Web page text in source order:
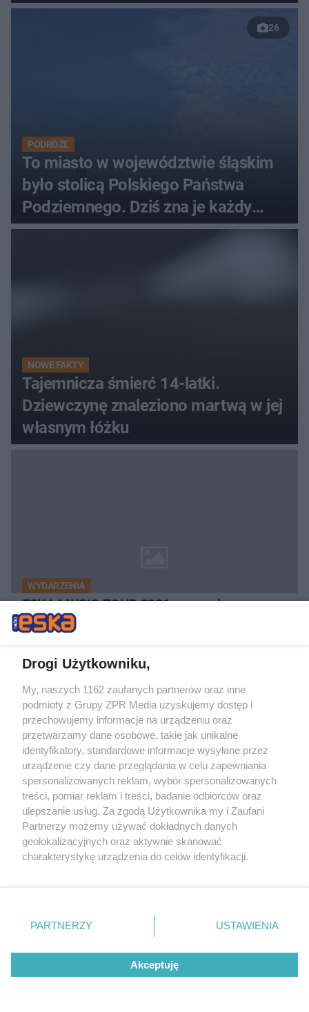
26
PODRÓŻE
To miasto w województwie śląskim
było stolicą Polskiego Państwa
Podziemnego. Dziś zna je każdy
pielgrzym
NOWE FAKTY
Tajemnicza śmierć 14-latki.
Dziewczynę znaleziono martwą w jej
własnym łóżku
WYDARZENIA
ESKA MUSIC TOUR 2026 rozgrzeje
tegoroczne ŻAGLE w Szczecinie do
ROZMAWIAMY Z KUPCAMI
Słynne targowisko w Toruniu upada? Ludzi
coraz mniej, mnożą się problemy
Drogi Użytkowniku,
My, naszych 1162 zaufanych partnerów oraz inne
podmioty z Grupy ZPR Media uzyskujemy dostęp i
przechowujemy informacje na urządzeniu oraz
przetwarzamy dane osobowe, takie jak unikalne
identyfikatory, standardowe informacje wysyłane przez
urządzenie czy dane przeglądania w celu zapewniania
spersonalizowanych reklam, wybór spersonalizowanych
treści, pomiar reklam i treści, badanie odbiorców oraz
ulepszanie usług. Za zgodą Użytkownika my i Zaufani
Partnerzy możemy używać dokładnych danych
geolokalizacyjnych oraz aktywnie skanować
charakterystykę urządzenia do celów identyfikacji.
zmienić/wycofać klikając przycisk ustawień prywatności
znajdujący się w lewym dolnym rogu strony
rodzaje przetwarzania danych nie wymagają zgody
użytkownika, ale masz prawo sprzeciwić się takiemu
przetwarzaniu. Preferencje będą miały zastosowanie tylko
PARTNERZY USTAWIENIA
Akceptuję